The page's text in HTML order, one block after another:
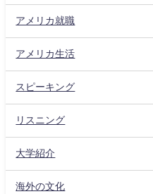
アメリカ就職
アメリカ生活
スピーキング
リスニング
大学紹介
海外の文化